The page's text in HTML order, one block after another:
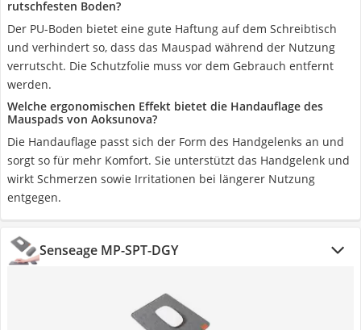
rutschfesten Boden?
Der PU-Boden bietet eine gute Haftung auf dem Schreibtisch
und verhindert so, dass das Mauspad während der Nutzung
verrutscht. Die Schutzfolie muss vor dem Gebrauch entfernt
werden.
Welche ergonomischen Effekt bietet die Handauflage des
Mauspads von Aoksunova?
Die Handauflage passt sich der Form des Handgelenks an und
sorgt so für mehr Komfort. Sie unterstützt das Handgelenk und
wirkt Schmerzen sowie Irritationen bei längerer Nutzung
entgegen.
Senseage MP-SPT-DGY